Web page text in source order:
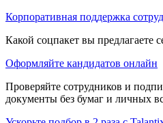
Корпоративная поддержка
Какой соцпакет вы предлагаете
Оформляйте кандидатов онлайн
Проверяйте сотрудников и
документы без бумаг и личных